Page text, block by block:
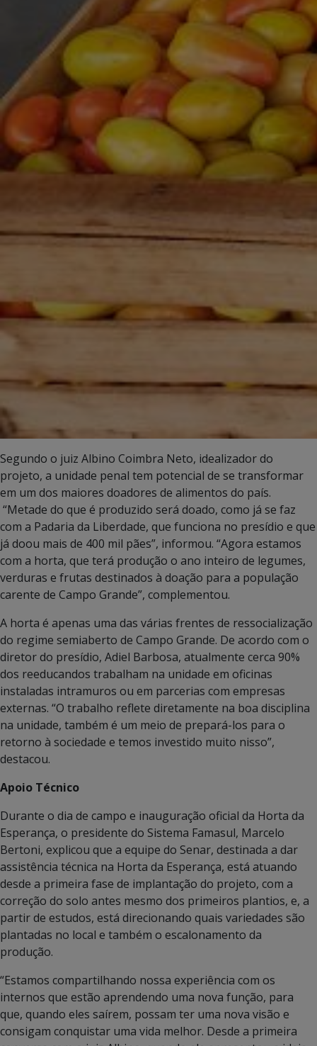
Segundo o juiz Albino Coimbra Neto, idealizador do
projeto, a unidade penal tem potencial de se transformar
em um dos maiores doadores de alimentos do país.
“Metade do que é produzido será doado, como já se faz
com a Padaria da Liberdade, que funciona no presídio e que
já doou mais de 400 mil pães”, informou. “Agora estamos
com a horta, que terá produção o ano inteiro de legumes,
verduras e frutas destinados à doação para a população
carente de Campo Grande”, complementou.
A horta é apenas uma das várias frentes de ressocialização
do regime semiaberto de Campo Grande. De acordo com o
diretor do presídio, Adiel Barbosa, atualmente cerca 90%
dos reeducandos trabalham na unidade em oficinas
instaladas intramuros ou em parcerias com empresas
externas. “O trabalho reflete diretamente na boa disciplina
na unidade, também é um meio de prepará-los para o
retorno à sociedade e temos investido muito nisso”,
destacou.
Apoio Técnico
Durante o dia de campo e inauguração oficial da Horta da
Esperança, o presidente do Sistema Famasul, Marcelo
Bertoni, explicou que a equipe do Senar, destinada a dar
assistência técnica na Horta da Esperança, está atuando
desde a primeira fase de implantação do projeto, com a
correção do solo antes mesmo dos primeiros plantios, e, a
partir de estudos, está direcionando quais variedades são
plantadas no local e também o escalonamento da
produção.
“Estamos compartilhando nossa experiência com os
internos que estão aprendendo uma nova função, para
que, quando eles saírem, possam ter uma nova visão e
consigam conquistar uma vida melhor. Desde a primeira